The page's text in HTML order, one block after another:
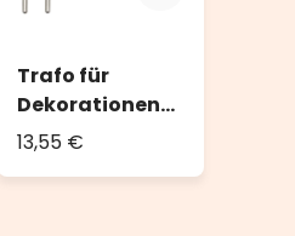
Trafo für
Dekorationen
mit 3 x AA
13,55 €